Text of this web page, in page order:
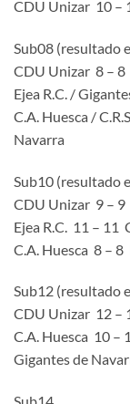
CDU Unizar 10 –
Sub08 (resultado
CDU Unizar 8 – 8
Ejea R.C. /
C.A. Huesca /
Navarra
Sub10 (resultado
CDU Unizar 9 – 9
Ejea R.C. 11 – 11
C.A. Huesca 8 – 8
Sub12 (resultado
CDU Unizar 12 –
C.A. Huesca 10 –
Gigantes de